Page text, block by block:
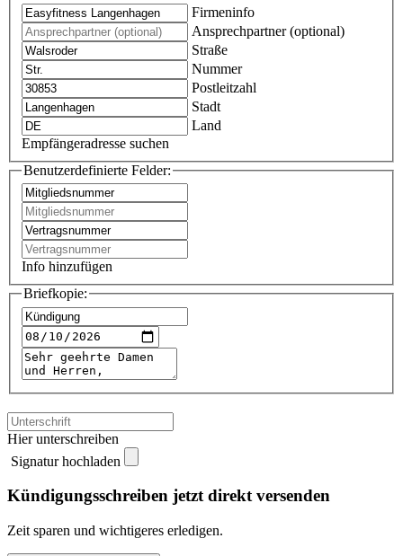
Firmeninfo
Ansprechpartner (optional)
Straße
Nummer
Postleitzahl
Stadt
Land
Empfängeradresse suchen
Benutzerdefinierte Felder:
Info hinzufügen
Briefkopie:
Hier unterschreiben
Signatur hochladen
Kündigungsschreiben jetzt direkt versenden
Zeit sparen und wichtigeres erledigen.